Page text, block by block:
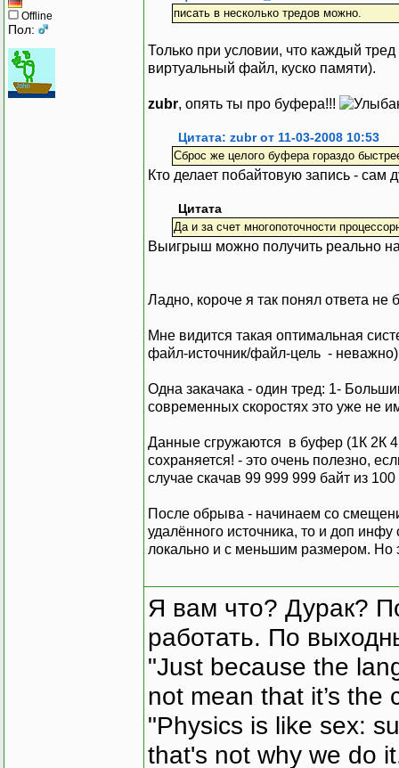
Offline
Пол:
писать в несколько тредов можно.
Только при условии, что каждый
виртуальный файл, куско памяти).
zubr, опять ты про буфера!!!
Цитата: zubr от 11-03-2008 10:53
Сброс же целого буфера гораздо
Кто делает побайтовую запись - сам
Цитата
Да и за счет многопоточности
Выигрыш можно получить реально
Ладно, короче я так понял ответа не
Мне видится такая оптимальная
файл-источник/файл-цель -
Одна закачака - один тред: 1-
современных скоростях это уже не
Данные сгружаются в буфер (1К 2К
сохраняется! - это очень полезно,
случае скачав 99 999 999 байт из
После обрыва - начинаем со
удалённого источника, то и доп
локально и с меньшим размером. Но
Я вам что? Дурак?
работать. По
"Just because the
not mean that it’s the
"Physics is like sex:
that's not why we do